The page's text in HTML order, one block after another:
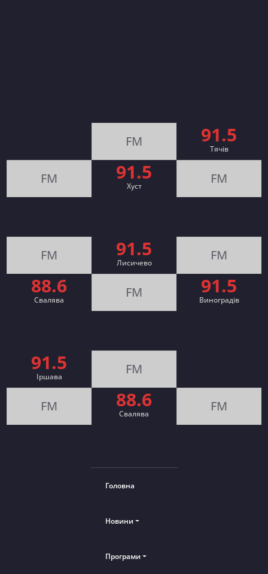
FM 91.5
Тячів
FM 91.5
Хуст FM
FM 91.5
Лисичево FM
88.6
Свалява FM 91.5
Виноградів
91.5
Іршава FM
FM 88.6
Cвалява FM
Головна
Новини
Програми